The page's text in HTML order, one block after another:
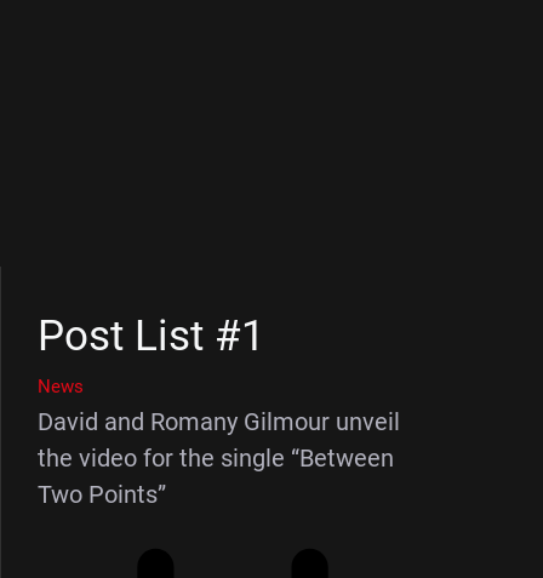
Post List #1
News
David and Romany Gilmour unveil
the video for the single “Between
Two Points”